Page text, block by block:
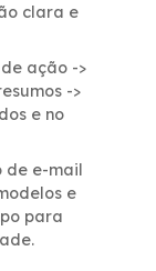
clara e
ação ->
->
e no
de e-mail
e
para